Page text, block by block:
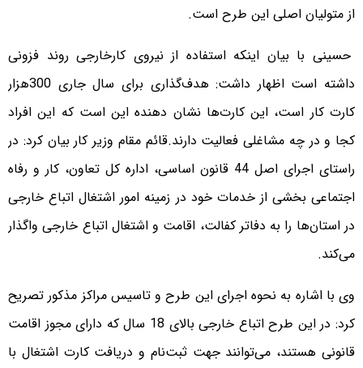
از متولیان اصلی این طرح است.
حسینی با بیان اینکه استفاده از نیروی کارخارجی روند فزونی
داشته است اظهار داشت: هدف‌گذاری برای سال جاری 300هزار
کارت کار است، این کارت‌ها نشان دهنده این است که این افراد
کجا و در چه مشاغلی فعالیت دارند.قائم مقام وزیر کار بیان کرد: در
راستای اجرای اصل 44 قانون اساسی، اداره کل تعاون، کار و رفاه
اجتماعی بخشی از خدمات خود در زمینه امور اشتغال اتباع خارجی
در استان‌ها را به دفاتر کفالت، اقامت و اشتغال اتباع خارجی واگذار
می‌کند.
وی با اشاره به نحوه اجرای این طرح و تاسیس مراکز مذکور تصریح
کرد: در این طرح اتباع خارجی بالای 18 سال که دارای مجوز اقامت
قانونی هستند، می‌توانند جهت ثبت‌نام و دریافت کارت اشتغال با